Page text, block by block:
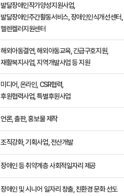
발달장애인작가양성지원사업,
발달장애인주간활동서비스, 장애인인식개선센터,
헬렌켈러지원센터
해외아동결연, 해외아동교육, 긴급구호지원,
재활복지사업, 지역개발사업 등 지원
미디어, 온라인, CSR협력,
후원협력사업, 특별후원사업
언론, 출판, 홍보물 제작
조직강화, 기획사업, 전산개발
장애인 등 취약계층 사회적일자리 제공
장애인 및 시니어 일자리 창출, 친환경 문화 선도